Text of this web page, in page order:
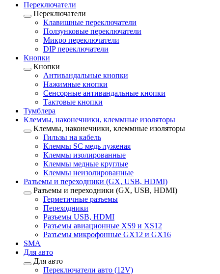
Переключатели
Переключатели
Клавишные переключатели
Ползунковые переключатели
Микро переключатели
DIP переключатели
Кнопки
Кнопки
Антивандальные кнопки
Нажимные кнопки
Сенсорные антивандальные кнопки
Тактовые кнопки
Тумблера
Клеммы, наконечники, клеммные изоляторы
Клеммы, наконечники, клеммные изоляторы
Гильзы на кабель
Клеммы SC медь луженая
Клеммы изолированные
Клеммы медные круглые
Клеммы неизолированные
Разъемы и переходники (GX, USB, HDMI)
Разъемы и переходники (GX, USB, HDMI)
Герметичные разъемы
Переходники
Разъемы USB, HDMI
Разъемы авиационные XS9 и XS12
Разъемы микрофонные GX12 и GX16
SMA
Для авто
Для авто
Переключатели авто (12V)